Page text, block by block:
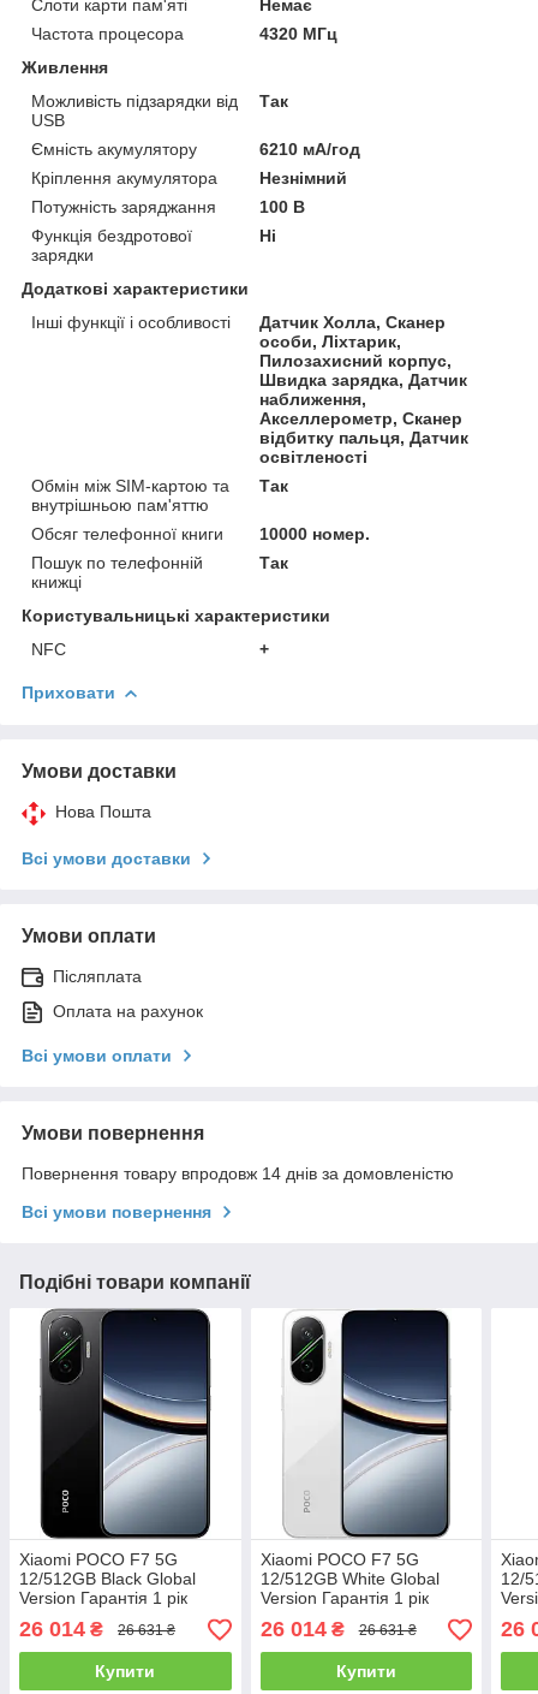
Слоти карти пам'яті
Немає
Частота процесора
4320 МГц
Живлення
Можливість підзарядки від
USB
Так
Ємність акумулятору
6210 мА/год
Кріплення акумулятора
Незнімний
Потужність заряджання
100 В
Функція бездротової
зарядки
Ні
Додаткові характеристики
Інші функції і особливості
Датчик Холла, Сканер
особи, Ліхтарик,
Пилозахисний корпус,
Швидка зарядка, Датчик
наближення,
Акселлерометр, Сканер
відбитку пальця, Датчик
освітленості
Обмін між SIM-картою та
внутрішньою пам'яттю
Так
Обсяг телефонної книги
10000 номер.
Пошук по телефонній
книжці
Так
Користувальницькі характеристики
NFC
+
Приховати
Умови доставки
Нова Пошта
Всі умови доставки
Умови оплати
Післяплата
Оплата на рахунок
Всі умови оплати
Умови повернення
Повернення товару впродовж 14 днів за домовленістю
Всі умови повернення
Подібні товари компанії
Xiaomi POCO F7 5G
12/512GB Black Global
Version Гарантія 1 рік
(*CPA -3% Знижка)_L
26 014 ₴ 26 631 ₴
Купити
Xiaomi POCO F7 5G
12/512GB White Global
Version Гарантія 1 рік
(*CPA -3% Знижка)_L
26 014₴ 26 631 ₴
Купити
12/
26